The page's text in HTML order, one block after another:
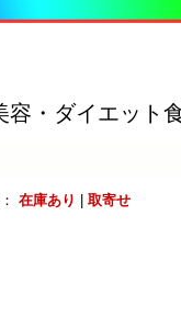
容・ダイエット
在庫あり 取寄せ